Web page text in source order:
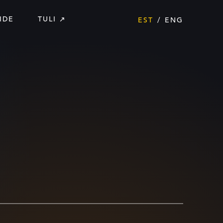
TULI EST ENG